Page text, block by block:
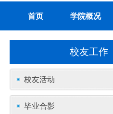
首页 学院概况
校友工作
校友活动
毕业合影